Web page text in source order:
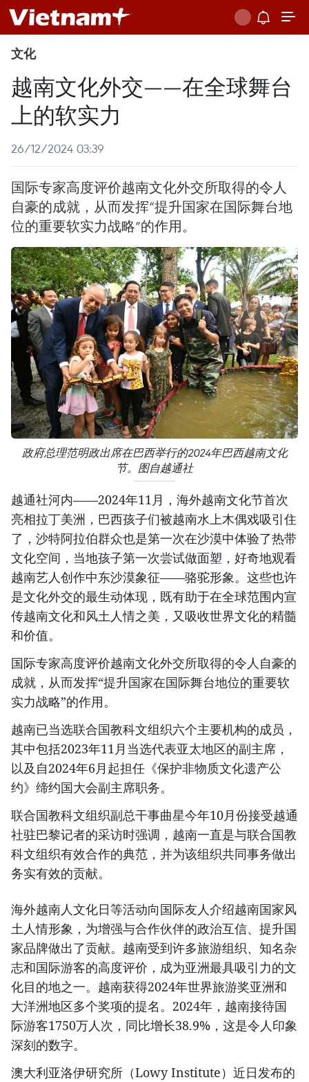
文化
越南文化外交——在全球舞台
上的软实力
26/12/2024 03:39
国际专家高度评价越南文化外交所取得的令人
自豪的成就，从而发挥“提升国家在国际舞台地
位的重要软实力战略”的作用。
政府总理范明政出席在巴西举行的2024年巴西越南文化
节。图自越通社
越通社河内——2024年11月，海外越南文化节首次
亮相拉丁美洲，巴西孩子们被越南水上木偶戏吸引住
了，沙特阿拉伯群众也是第一次在沙漠中体验了热带
文化空间，当地孩子第一次尝试做面塑，好奇地观看
越南艺人创作中东沙漠象征——骆驼形象。这些也许
是文化外交的最生动体现，既有助于在全球范围内宣
传越南文化和风土人情之美，又吸收世界文化的精髓
和价值。
国际专家高度评价越南文化外交所取得的令人自豪的
成就，从而发挥“提升国家在国际舞台地位的重要软
实力战略”的作用。
越南已当选联合国教科文组织六个主要机构的成员，
其中包括2023年11月当选代表亚太地区的副主席，
以及自2024年6月起担任《保护非物质文化遗产公
约》缔约国大会副主席职务。
联合国教科文组织副总干事曲星今年10月份接受越通
社驻巴黎记者的采访时强调，越南一直是与联合国教
科文组织有效合作的典范，并为该组织共同事务做出
务实有效的贡献。
海外越南人文化日等活动向国际友人介绍越南国家风
土人情形象，为增强与合作伙伴的政治互信、提升国
家品牌做出了贡献。越南受到许多旅游组织、知名杂
志和国际游客的高度评价，成为亚洲最具吸引力的文
化目的地之一。越南获得2024年世界旅游奖亚洲和
大洋洲地区多个奖项的提名。2024年，越南接待国
际游客1750万人次，同比增长38.9%，这是令人印象
深刻的数字。
澳大利亚洛伊研究所（Lowy Institute）近日发布的